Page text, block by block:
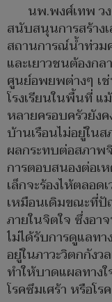
นพ.พงศ์เทพ ว
สนับสนุนการสร้าง
สถานการณ์น้ำท่วม
และเยาวชนต้องก
ศูนย์อพยพต่างๆ เ
โรงเรียนในพื้นที่ แ
หลายครอบครัวยัง
บ้านเรือนไม่อยู่ใน
ผลกระทบต่อสภาพ
การตอบสนองต่อเ
เล็กจะร้องไห้ตลอด
เหมือนเดิมขณะที่
ภายในจิตใจ ซึ่งอา
ไม่ได้รับการดูแลท
อยู่ในภาวะวิตกกัง
ทำให้บาดแผลทางใ
โรคซึมเศร้า หรือโ